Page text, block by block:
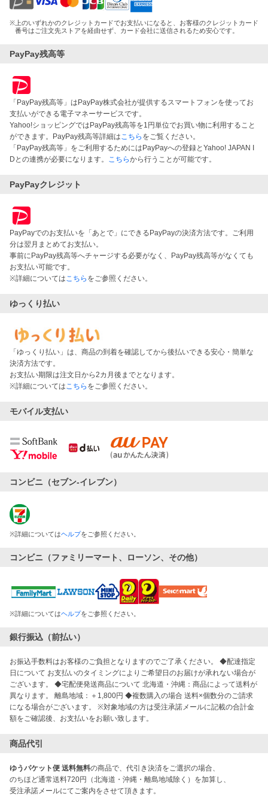
※ 上のいずれかのクレジットカードでお支払いになると、お客様のクレジットカード
番号はご注文先ストアを経由せず、カード会社に送信されるため安心です。
PayPay残高等
「PayPay残高等」はPayPay株式会社が提供するスマートフォンを使ってお
支払いができる電子マネーサービスです。
Yahoo!ショッピングではPayPay残高等を1円単位でお買い物に利用すること
ができます。PayPay残高等詳細はこちら をご覧ください。
「PayPay残高等」をご利用するためにはPayPayへの登録とYahoo! JAPAN I
Dとの連携が必要になります。 こちらから行うことが可能です。
PayPayクレジット
PayPayでのお支払いを「あとで」にできるPayPayの決済方法です。ご利用
分は翌月まとめてお支払い。
事前にPayPay残高等へチャージする必要がなく、PayPay残高等がなくても
お支払い可能です。
※詳細についてはこちら をご参照ください。
ゆっくり払い
「ゆっくり払い」は、商品の到着を確認してから後払いできる安心・簡単な
決済方法です。
お支払い期限は注文日から2カ月後までとなります。
※詳細についてはこちら をご参照ください。
モバイル支払い
コンビニ（セブン-イレブン）
※詳細についてはヘルプをご参照ください。
コンビニ（ファミリーマート、ローソン、その他）
※詳細についてはヘルプをご参照ください。
銀行振込（前払い）
お振込手数料はお客様のご負担となりますのでご了承ください。
◆配達指定
日について お支払いのタイミングによりご希望日のお届けが承れない場合が
ございます。 ◆宅配便発送商品について 北海道・沖縄：商品によって送料が
異なります。 離島地域：＋1,800円 ◆複数購入の場合 送料×個数分のご請求
になる場合がございます。 ※対象地域の方は受注承諾メールに記載の合計金
額をご確認後、お支払いをお願い致します。
商品代引
ゆうパケット便 送料無料の商品で、代引き決済をご選択の場合、
のちほど通常送料720円（北海道・沖縄・離島地域除く）を加算し、
受注承諾メールにてご案内をさせて頂きます。